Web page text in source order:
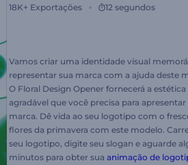
18K+ Exportações 12 segundos
Vamos criar uma identidade visual
representar sua marca com a ajuda deste
O Floral Design Opener fornecerá a estética
agradável que você precisa para apresentar
marca. Dê vida ao seu logotipo com o
flores da primavera com este modelo.
seu logotipo, digite seu slogan e aguarde
minutos para obter sua animação de